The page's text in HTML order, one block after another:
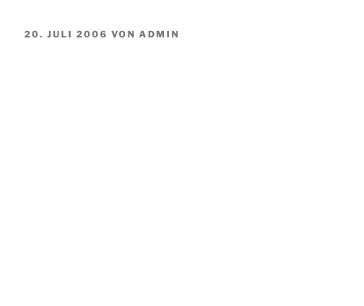
VERÖFFENTLICHT
20. JULI 2006 VON ADMIN